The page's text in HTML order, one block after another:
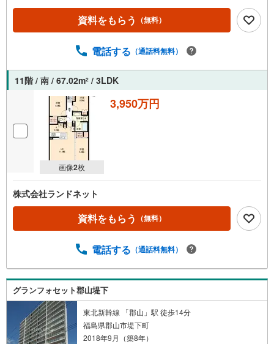
資料をもらう （無料）
電話する （通話料無料）
11階 / 南 / 67.02m2 / 3LDK
画像2枚
3,950万円
株式会社ランドネット
資料をもらう （無料）
電話する （通話料無料）
グランフォセット郡山堤下
東北新幹線 「郡山」駅 徒歩14分
福島県郡山市堤下町
2018年9月（築8年）